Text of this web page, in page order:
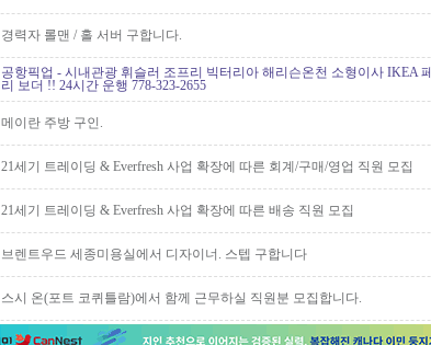
경력자 롤맨 / 홀 서버 구합니다.
공항픽업 - 시내관광 휘슬러 조프리 빅터리아 해리슨온천 소형이사 IKEA 페
리 보더 !! 24시간 운행 778-323-2655
메이란 주방 구인.
21세기 트레이딩 & Everfresh 사업 확장에 따른 회계/구매/영업 직원 모집
21세기 트레이딩 & Everfresh 사업 확장에 따른 배송 직원 모집
브렌트우드 세종미용실에서 디자이너. 스텝 구합니다
스시 온(포트 코퀴틀람)에서 함께 근무하실 직원분 모집합니다.